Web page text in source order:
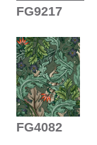
FG9217
FG4082